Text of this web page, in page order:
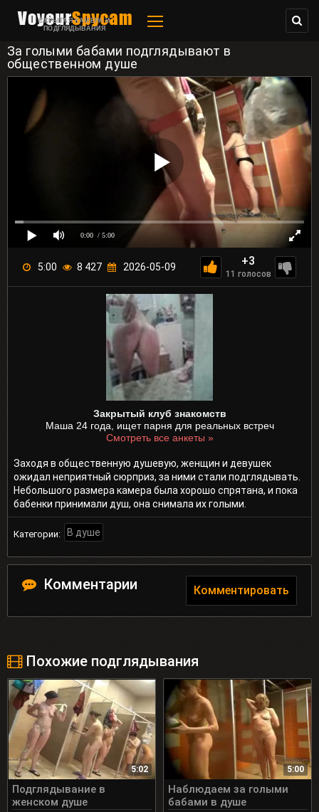
СКРЫТАЯ КАМЕРА И
ПОДГЛЯДЫВАНИЯ
За голыми бабами подглядывают в
общественном душе
0:00 / 5:00
5:00 8 427 2026-05-09 +3
11 голосов
Закрытый клуб знакомств
Маша 24 года, ищет парня для реальных встреч
Смотреть все анкеты »
Заходя в общественную душевую, женщин и девушек
ожидал неприятный сюрприз, за ними стали подглядывать.
Небольшого размера камера была хорошо спрятана, и пока
бабенки принимали душ, она снимала их голыми.
Категории: В душе
Комментарии Комментировать
Похожие подглядывания
5:02
Подглядывание в
женском душе
5:00
Наблюдаем за голыми
бабами в душе